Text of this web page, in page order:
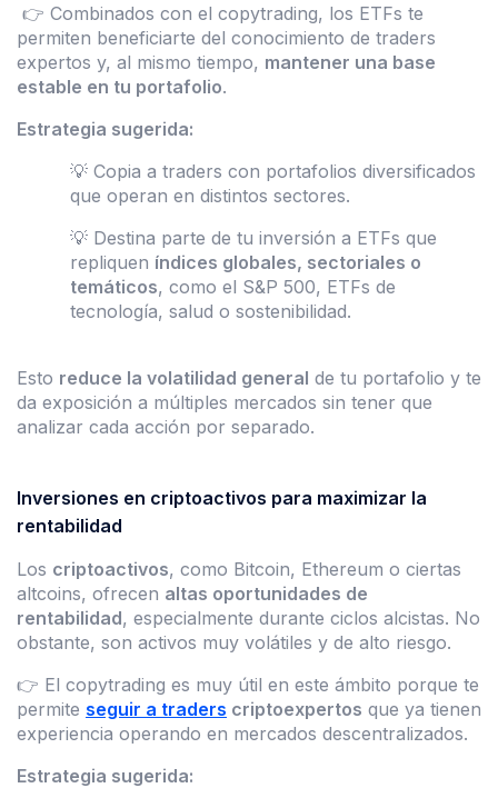
👉 Combinados con el copytrading, los ETFs te
permiten beneficiarte del conocimiento de traders
expertos y, al mismo tiempo, mantener una base
estable en tu portafolio.
Estrategia sugerida:
💡 Copia a traders con portafolios diversificados
que operan en distintos sectores.
💡 Destina parte de tu inversión a ETFs que
repliquen índices globales, sectoriales o
temáticos, como el S&P 500, ETFs de
tecnología, salud o sostenibilidad.
Esto reduce la volatilidad general de tu portafolio y te
da exposición a múltiples mercados sin tener que
analizar cada acción por separado.
Inversiones en criptoactivos para maximizar la
rentabilidad
Los criptoactivos, como Bitcoin, Ethereum o ciertas
altcoins, ofrecen altas oportunidades de
rentabilidad, especialmente durante ciclos alcistas. No
obstante, son activos muy volátiles y de alto riesgo.
👉 El copytrading es muy útil en este ámbito porque te
permite seguir a traders criptoexpertos que ya tienen
experiencia operando en mercados descentralizados.
Estrategia sugerida: